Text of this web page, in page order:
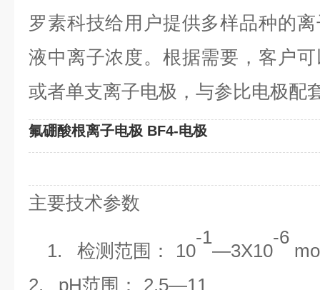
罗素科技给用户提供多样品种的
液中离子浓度。根据需要，客户
或者单支离子电极，与参比电极配
氟硼酸根离子电极 BF4-电极
主要技术参数
1. 检测范围： 10
-1
―3X10
-6
2. pH范围： 2.5―11